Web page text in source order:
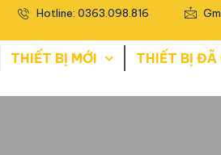
Hotline: 0363.098.816
THIẾT BỊ MỚI THIẾT BỊ ĐÃ